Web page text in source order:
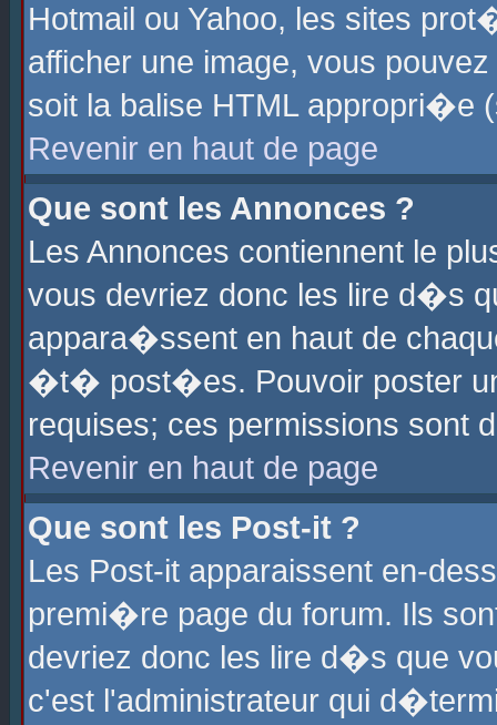
Hotmail ou Yahoo, les sites
afficher une image, vous
soit la balise HTML
Revenir en haut de page
Que sont les Annonces ?
Les Annonces contiennent le
vous devriez donc les lire d�s
appara�ssent en haut de
�t� post�es. Pouvoir poster
requises; ces permissions sont
Revenir en haut de page
Que sont les Post-it ?
Les Post-it apparaissent en-
premi�re page du forum. Ils
devriez donc les lire d�s que
c'est l'administrateur qui